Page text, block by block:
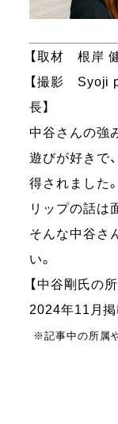
【取材 根岸
【撮影 Syoji
長】
中谷さんの強
遊びが好きで
得されました
リップの話は
そんな中谷さ
い。
【中谷剛氏の
2024年11月掲
※記事中の所属